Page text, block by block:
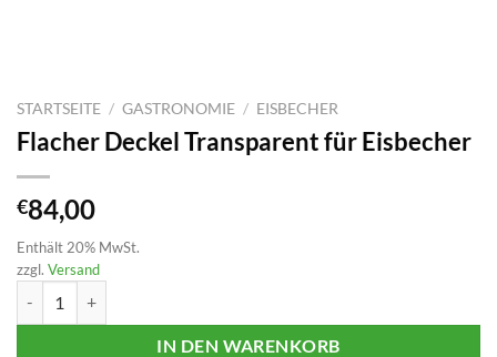
STARTSEITE / GASTRONOMIE / EISBECHER
Flacher Deckel Transparent für Eisbecher
€84,00
Enthält 20% MwSt.
zzgl. Versand
IN DEN WARENKORB